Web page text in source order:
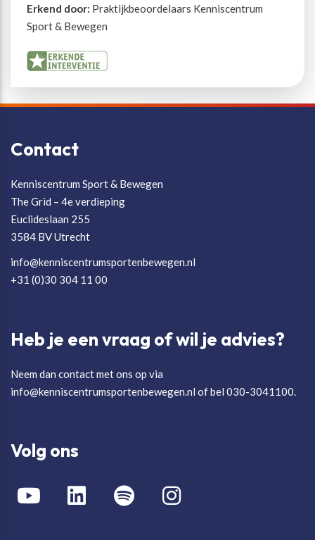
Erkend door: Praktijkbeoordelaars Kenniscentrum
Sport & Bewegen
Contact
Kenniscentrum Sport & Bewegen
The Grid – 4e verdieping
Euclideslaan 255
3584 BV Utrecht
info@kenniscentrumsportenbewegen.nl
+31 (0)30 304 11 00
Heb je een vraag of wil je advies?
Neem dan contact met ons op via
info@kenniscentrumsportenbewegen.nl of bel 030-3041100.
Volg ons